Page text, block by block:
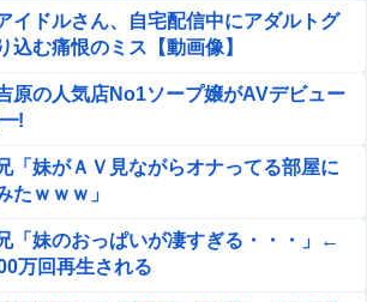
イドルさん、自宅配信中にアダルトグ
込む痛恨のミス【動画像】
原の人気店No1ソープ嬢がAVデビュー
「妹がＡＶ見ながらオナってる部屋に
たｗｗｗ」
「妹のおっぱいが凄すぎる・・・」←
万回再生される